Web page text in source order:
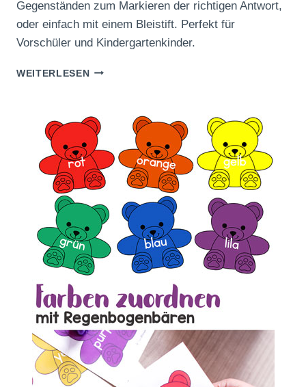
Gegenständen zum Markieren der richtigen Antwort,
oder einfach mit einem Bleistift. Perfekt für
Vorschüler und Kindergartenkinder.
WEITERLESENMALSTIFTFARBEN